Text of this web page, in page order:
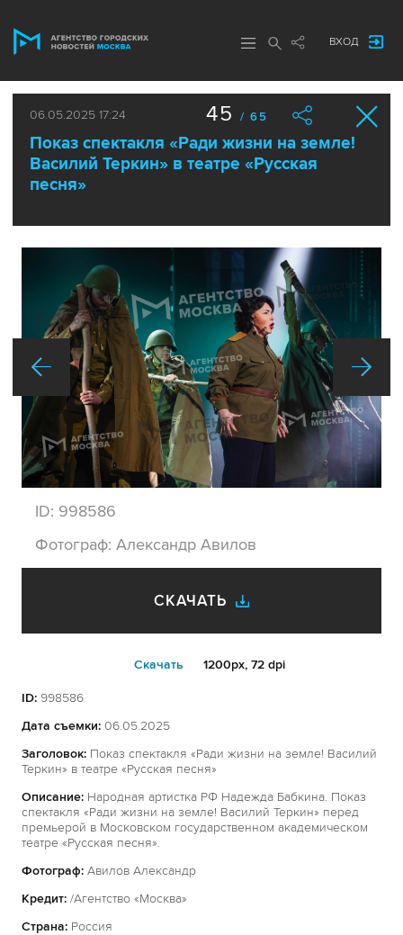
ВХОД
06.05.2025 17:24
Показ спектакля «Ради жизни на земле!
Василий Теркин» в театре «Русская
песня»
45 / 65
ID: 998586
Фотограф: Александр Авилов
СКАЧАТЬ
Cкачать 1200px, 72 dpi
ID: 998586
Дата съемки: 06.05.2025
Заголовок: Показ спектакля «Ради жизни на земле! Василий
Теркин» в театре «Русская песня»
Описание: Народная артистка РФ Надежда Бабкина. Показ
спектакля «Ради жизни на земле! Василий Теркин» перед
премьерой в Московском государственном академическом
театре «Русская песня».
Фотограф: Авилов Александр
Кредит: /Агентство «Москва»
Страна: Россия